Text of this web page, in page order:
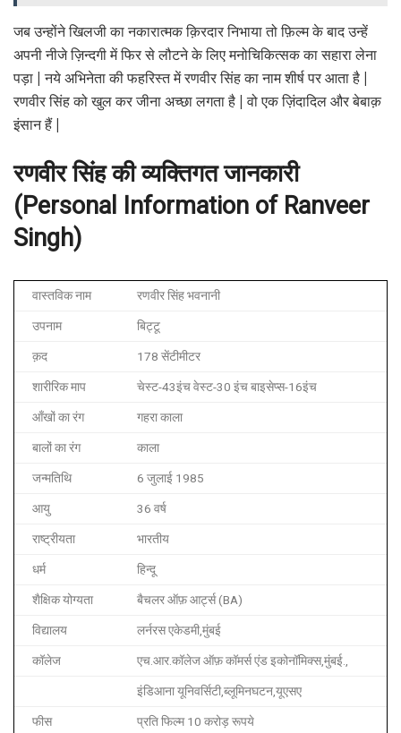
जब उन्होंने खिलजी का नकारात्मक क़िरदार निभाया तो फ़िल्म के बाद उन्हें
अपनी नीजे ज़िन्दगी में फिर से लौटने के लिए मनोचिकित्सक का सहारा लेना
पड़ा | नये अभिनेता की फहरिस्त में रणवीर सिंह का नाम शीर्ष पर आता है |
रणवीर सिंह को खुल कर जीना अच्छा लगता है | वो एक ज़िंदादिल और बेबाक़
इंसान हैं |
रणवीर सिंह की व्यक्तिगत जानकारी
(Personal Information of Ranveer
Singh)
वास्तविक नाम रणवीर सिंह भवनानी
उपनाम बिट्टू
क़द 178 सेंटीमीटर
शारीरिक माप चेस्ट-43इंच वेस्ट-30 इंच बाइसेप्स-16इंच
आँखों का रंग गहरा काला
बालों का रंग काला
जन्मतिथि 6 जुलाई 1985
आयु 36 वर्ष
राष्ट्रीयता भारतीय
धर्म हिन्दू
शैक्षिक योग्यता बैचलर ऑफ़ आर्ट्स (BA)
विद्यालय लर्नरस एकेडमी,मुंबई
कॉलेज एच.आर.कॉलेज ऑफ़ कॉमर्स एंड इकोनॉमिक्स,मुंबई.,
इंडिआना यूनिवर्सिटी,ब्लूमिनघटन,यूएसए
फीस प्रति फिल्म 10 करोड़ रूपये